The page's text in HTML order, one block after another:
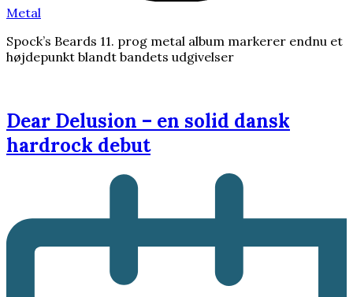
Metal
Spock’s Beards 11. prog metal album markerer endnu et
højdepunkt blandt bandets udgivelser
Dear Delusion – en solid dansk
hardrock debut